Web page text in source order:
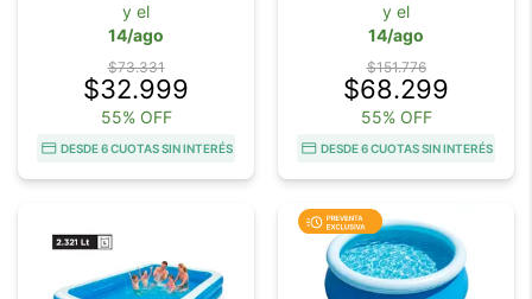
y el
14/ago
$73.331
$32.999
55% OFF
DESDE 6 CUOTAS SIN INTERÉS
y el
14/ago
$151.776
$68.299
55% OFF
DESDE 6 CUOTAS SIN INTERÉS